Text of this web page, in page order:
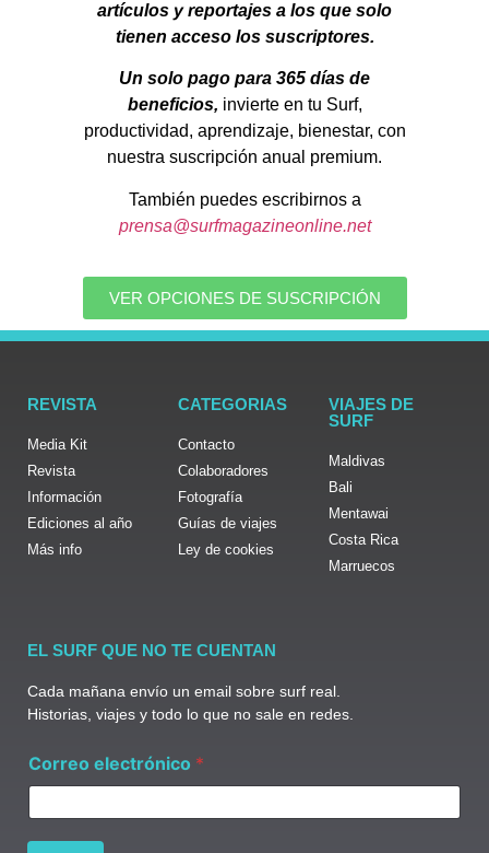
artículos y reportajes a los que solo
tienen acceso los suscriptores.
Un solo pago para 365 días de
beneficios, invierte en tu Surf,
productividad, aprendizaje, bienestar, con
nuestra suscripción anual premium.
También puedes escribirnos a
prensa@surfmagazineonline.net
VER OPCIONES DE SUSCRIPCIÓN
REVISTA
Media Kit
Revista
Información
Ediciones al año
Más info
CATEGORIAS
Contacto
Colaboradores
Fotografía
Guías de viajes
Ley de cookies
VIAJES DE
SURF
Maldivas
Bali
Mentawai
Costa Rica
Marruecos
EL SURF QUE NO TE CUENTAN
Cada mañana envío un email sobre surf real.
Historias, viajes y todo lo que no sale en redes.
o
r
Correo electrónico *